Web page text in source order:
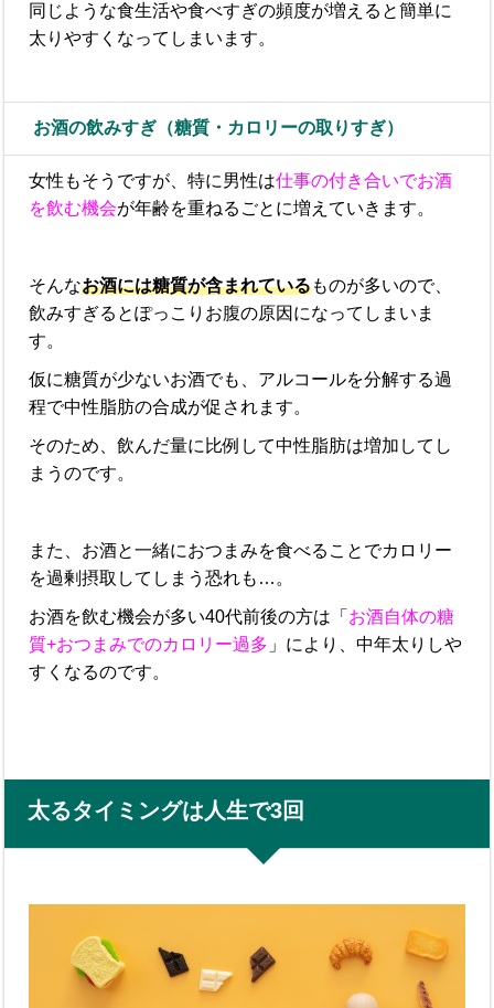
同じような食生活や食べすぎの頻度が増えると簡単に
太りやすくなってしまいます。
お酒の飲みすぎ（糖質・カロリーの取りすぎ）
女性もそうですが、特に男性は仕事の付き合いでお酒
を飲む機会が年齢を重ねるごとに増えていきます。
そんなお酒には糖質が含まれているものが多いので、
飲みすぎるとぽっこりお腹の原因になってしまいま
す。
仮に糖質が少ないお酒でも、アルコールを分解する過
程で中性脂肪の合成が促されます。
そのため、飲んだ量に比例して中性脂肪は増加してし
まうのです。
また、お酒と一緒におつまみを食べることでカロリー
を過剰摂取してしまう恐れも…。
お酒を飲む機会が多い40代前後の方は「 お酒自体の糖
質+おつまみでのカロリー過多 」により、中年太りしや
すくなるのです。
太るタイミングは人生で3回